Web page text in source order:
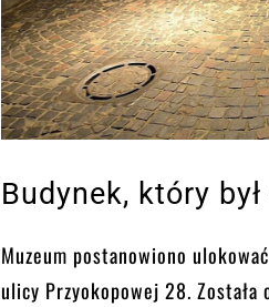
Budynek, który
Muzeum postanowiono
ulicy Przyokopowej 28. Została